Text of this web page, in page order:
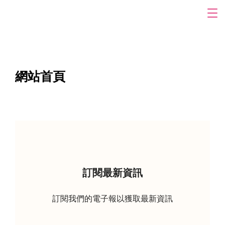
網站首頁
訂閱最新資訊
訂閱我們的電子報以獲取最新資訊